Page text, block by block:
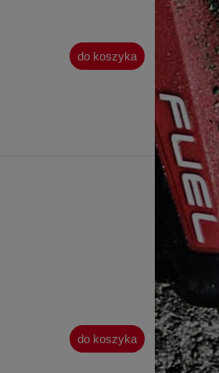
do koszyka
do koszyka